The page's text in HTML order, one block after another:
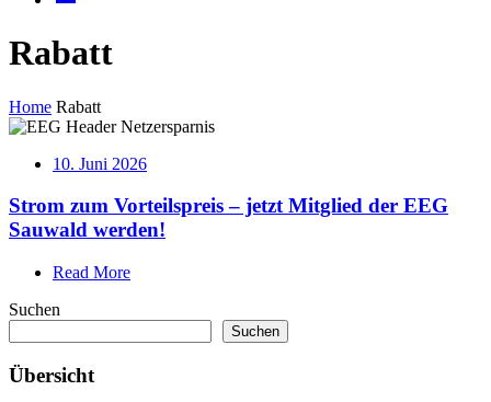
Rabatt
Home Rabatt
10. Juni 2026
Strom zum Vorteilspreis – jetzt Mitglied der EEG
Sauwald werden!
Read More
Suchen
Suchen
Übersicht